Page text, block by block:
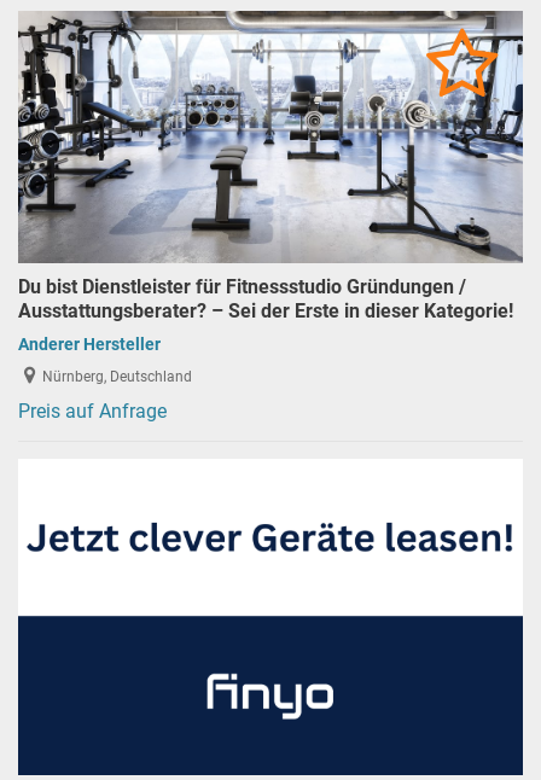
Du bist Dienstleister für Fitnessstudio Gründungen /
Ausstattungsberater? – Sei der Erste in dieser Kategorie!
Anderer Hersteller
Nürnberg, Deutschland
Preis auf Anfrage